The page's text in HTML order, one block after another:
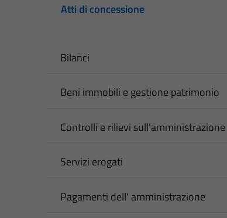
Atti di concessione
Bilanci
Beni immobili e gestione patrimonio
Controlli e rilievi sull'amministrazione
Servizi erogati
Pagamenti dell' amministrazione